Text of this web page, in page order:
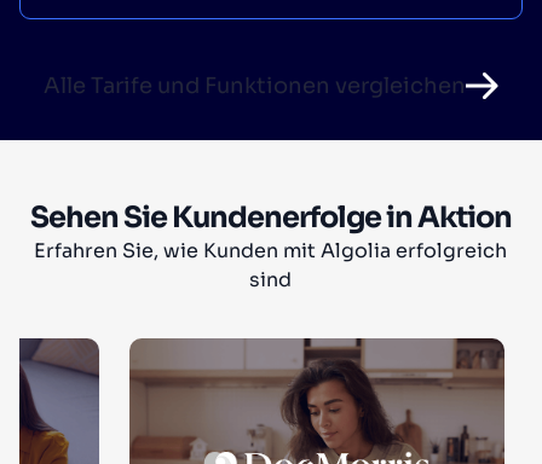
Alle Tarife und Funktionen vergleichen
Sehen Sie Kundenerfolge in Aktion
Erfahren Sie, wie Kunden mit Algolia erfolgreich
sind